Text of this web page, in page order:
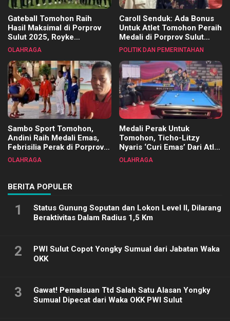
Gateball Tomohon Raih
Hasil Maksimal di Porprov
Sulut 2025, Royke
Tangkawarouw Ucapkan
OLAHRAGA
Caroll Senduk: Ada Bonus
Untuk Atlet Tomohon Peraih
Medali di Porprov Sulut
2025
POLITIK DAN PEMERINTAHAN
Sambo Sport Tomohon,
Andini Raih Medali Emas,
Febrisilia Perak di Porprov
Sulut 2025
OLAHRAGA
Medali Perak Untuk
Tomohon, Ticho-Litzy
Nyaris ‘Curi Emas’ Dari Atlet
Biliar PON di Porprov Sulut
OLAHRAGA
BERITA POPULER
1
Status Gunung Soputan dan Lokon Level II, Dilarang
Beraktivitas Dalam Radius 1,5 Km
2
PWI Sulut Copot Yongky Sumual dari Jabatan Waka
OKK
3
Gawat! Pemalsuan Ttd Salah Satu Alasan Yongky
Sumual Dipecat dari Waka OKK PWI Sulut